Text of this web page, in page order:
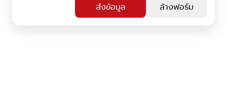
ส่งข้อมูล ล้างฟอร์ม